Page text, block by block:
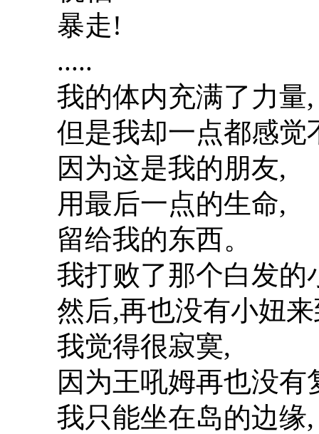
暴走!
.....
我的体内充满了力量,
但是我却一点都感觉
因为这是我的朋友,
用最后一点的生命,
留给我的东西。
我打败了那个白发的
然后,再也没有小妞
我觉得很寂寞,
因为王吼姆再也没有
我只能坐在岛的边缘,